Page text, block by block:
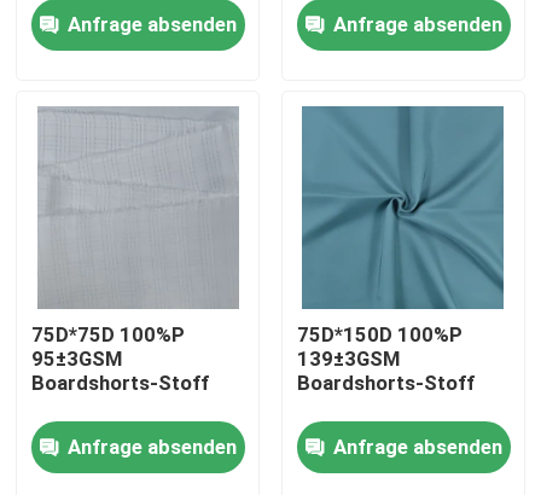
Produkte
Fabrik Tour
Anfrage absenden Anfrage absenden
75D*75D 100%P
95±3GSM
Boardshorts-Stoff
Anfrage absenden
75D*150D 100%P
139±3GSM
Boardshorts-Stoff
Anfrage absenden